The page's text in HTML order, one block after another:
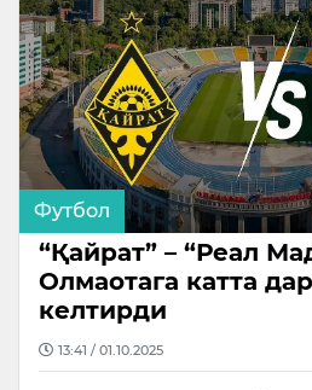
Футбол
“Қайрат” – “Реал
Олмаотага катта
келтирди
13:41 / 01.10.2025